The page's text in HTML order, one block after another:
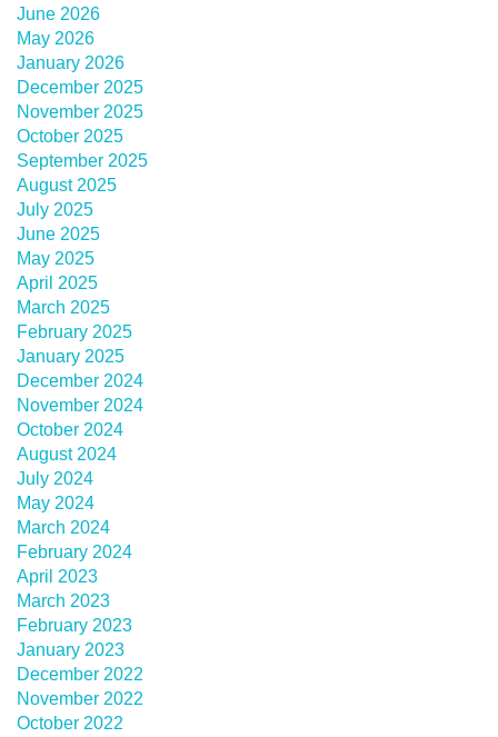
June 2026
May 2026
January 2026
December 2025
November 2025
October 2025
September 2025
August 2025
July 2025
June 2025
May 2025
April 2025
March 2025
February 2025
January 2025
December 2024
November 2024
October 2024
August 2024
July 2024
May 2024
March 2024
February 2024
April 2023
March 2023
February 2023
January 2023
December 2022
November 2022
October 2022